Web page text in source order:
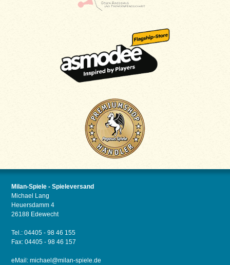
Milan-Spiele - Spieleversand
Michael Lang
Heuersdamm 4
26188 Edewecht
Tel.: 04405 - 98 46 155
Fax: 04405 - 98 46 157
eMail:michael@milan-spiele.de